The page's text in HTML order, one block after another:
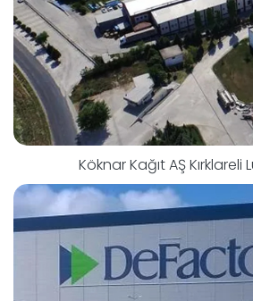
Köknar Kağıt AŞ Kırklareli